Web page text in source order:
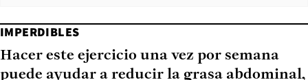
IMPERDIBLES
Hacer este ejercicio una vez por semana
puede ayudar a reducir la grasa abdominal,